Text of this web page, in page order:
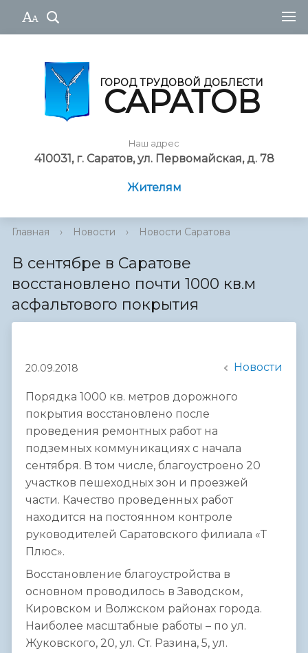
ГОРОД ТРУДОВОЙ ДОБЛЕСТИ
САРАТОВ
Наш адрес
410031, г. Саратов, ул. Первомайская, д. 78
Жителям
Главная › Новости › Новости Саратова
В сентябре в Саратове
восстановлено почти 1000 кв.м
асфальтового покрытия
20.09.2018 Новости
Порядка 1000 кв. метров дорожного
покрытия восстановлено после
проведения ремонтных работ на
подземных коммуникациях с начала
сентября. В том числе, благоустроено 20
участков пешеходных зон и проезжей
части. Качество проведенных работ
находится на постоянном контроле
руководителей Саратовского филиала «Т
Плюс».
Восстановление благоустройства в
основном проводилось в Заводском,
Кировском и Волжском районах города.
Наиболее масштабные работы – по ул.
Жуковского, 20, ул. Ст. Разина, 5, ул.